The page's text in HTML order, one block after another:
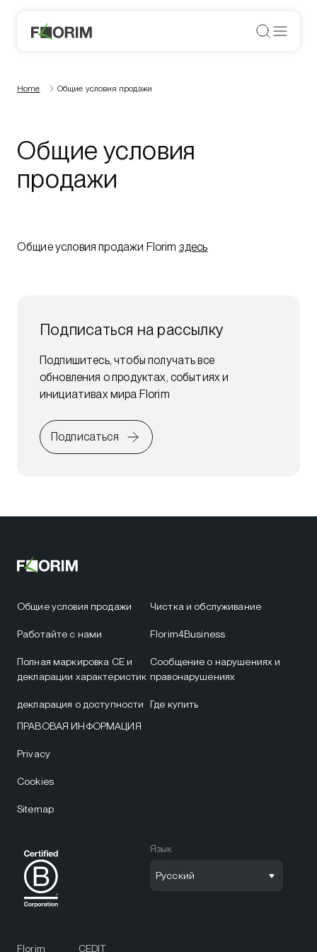
Home Общие условия продажи
Общие условия
продажи
Общие условия продажи Florim здесь
Подписаться на рассылку
Подпишитесь, чтобы получать все
обновления о продуктах, событиях и
инициативах мира Florim
Подписаться
Общие условия продажи
Работайте с нами
Полная маркировка CE и
декларации характеристик
декларация о доступности
Чистка и обслуживание
Florim4Business
Сообщение о нарушениях и
правонарушениях
Где купить
ПРАВОВАЯ ИНФОРМАЦИЯ
Privacy
Cookies
Sitemap
Язык
Русский
Florim CEDIT